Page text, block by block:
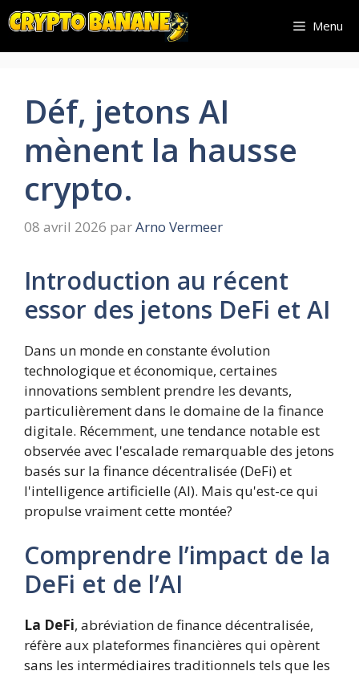
Aller
au
contenu
Menu
Déf, jetons AI
mènent la hausse
crypto.
08 avril 2026 parArno Vermeer
Introduction au récent
essor des jetons DeFi et AI
Dans un monde en constante évolution
technologique et économique, certaines
innovations semblent prendre les devants,
particulièrement dans le domaine de la finance
digitale. Récemment, une tendance notable est
observée avec l'escalade remarquable des jetons
basés sur la finance décentralisée (DeFi) et
l'intelligence artificielle (AI). Mais qu'est-ce qui
propulse vraiment cette montée?
Comprendre l’impact de la
DeFi et de l’AI
La DeFi, abréviation de finance décentralisée,
réfère aux plateformes financières qui opèrent
sans les intermédiaires traditionnels tels que les